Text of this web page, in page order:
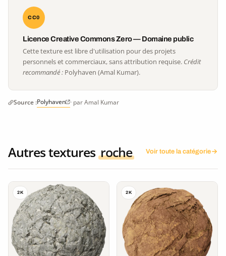
CC0
Licence Creative Commons Zero — Domaine public
Cette texture est libre d'utilisation pour des projets
personnels et commerciaux, sans attribution requise. Crédit
recommandé : Polyhaven (Amal Kumar).
Source :Polyhaven · par Amal Kumar
Autres textures roche Voir toute la catégorie
2K 2K